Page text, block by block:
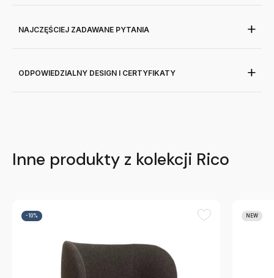
NAJCZĘŚCIEJ ZADAWANE PYTANIA
ODPOWIEDZIALNY DESIGN I CERTYFIKATY
Inne produkty z kolekcji Rico
-10% NEW